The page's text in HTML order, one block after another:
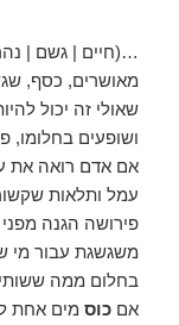
…(חיים | גשם |
מאושרים, כסף,
שאולי זה יכול
ושופעים בחלומו,
אם אדם רואה את
עמל ותלאות
פירושה הגנה
משגשגת עבור מי
בחלום ממה
אםכוס מים אחת